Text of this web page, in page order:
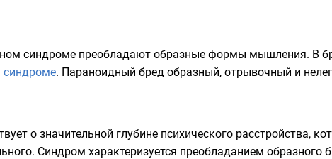
синдроме преобладают образные формы мышления. В
синдроме. Параноидный бред образный, отрывочный и
о значительной глубине психического расстройства,
Синдром характеризуется преобладанием образного